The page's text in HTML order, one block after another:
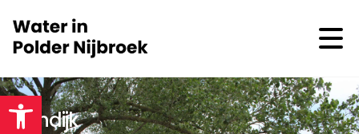
Toolbar openen
Bandijk